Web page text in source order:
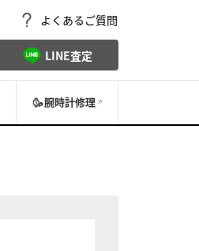
よくあるご質問
LINE査定
腕時計修理